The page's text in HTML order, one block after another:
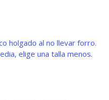
holgado al no llevar forro.
elige una talla menos.